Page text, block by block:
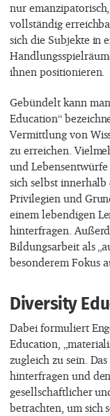
nur
vollständig
sich die Subjekte in
ihnen positionieren.
Gebündelt kann
Education“
Vermittlung von
zu erreichen.
und
sich selbst
Privilegien und
einem lebendigen
hinterfragen.
Bildungsarbeit als
besonderem Fokus
Diversity
Dabei formuliert
Education,
zugleich zu sein.
hinterfragen und
gesellschaftlicher
betrachten, um sich